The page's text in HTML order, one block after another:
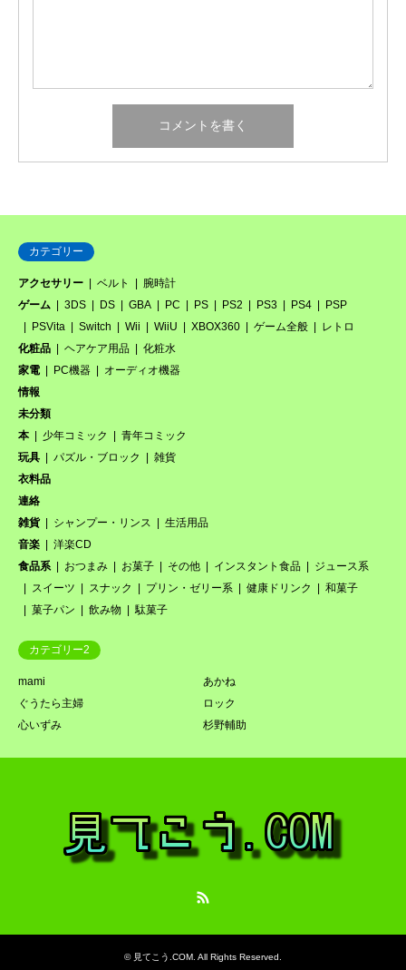
カテゴリー
アクセサリー ベルト
腕時計
ゲーム
3DS DS GBA PC PS PS2 PS3 PS4
PSP
PSVita
Switch Wii WiiU XBOX360 ゲーム全般
レトロ
化粧品
ヘアケア用品
化粧水
家電
PC機器
オーディオ機器
情報
未分類
本
少年コミック
青年コミック
玩具
パズル・ブロック
雑貨
衣料品
連絡
雑貨
シャンプー・リンス
生活用品
音楽
洋楽CD
食品系
おつまみ お菓子 その他 インスタント食品
ジュース系
スイーツ
スナック プリン・ゼリー系 健康ドリンク
和菓子
菓子パン
飲み物 駄菓子
カテゴリー2
mami
あかね
ぐうたら主婦
ロック
心いずみ
杉野輔助
© 見てこう.COM. All Rights Reserved.